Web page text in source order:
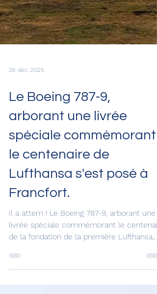
26 déc. 2025
Le Boeing 787-9,
arborant une livrée
spéciale commémorant
le centenaire de
Francfort.
Il a atterri ! Le Boeing 787-9, arborant une
livrée spéciale commémorant le